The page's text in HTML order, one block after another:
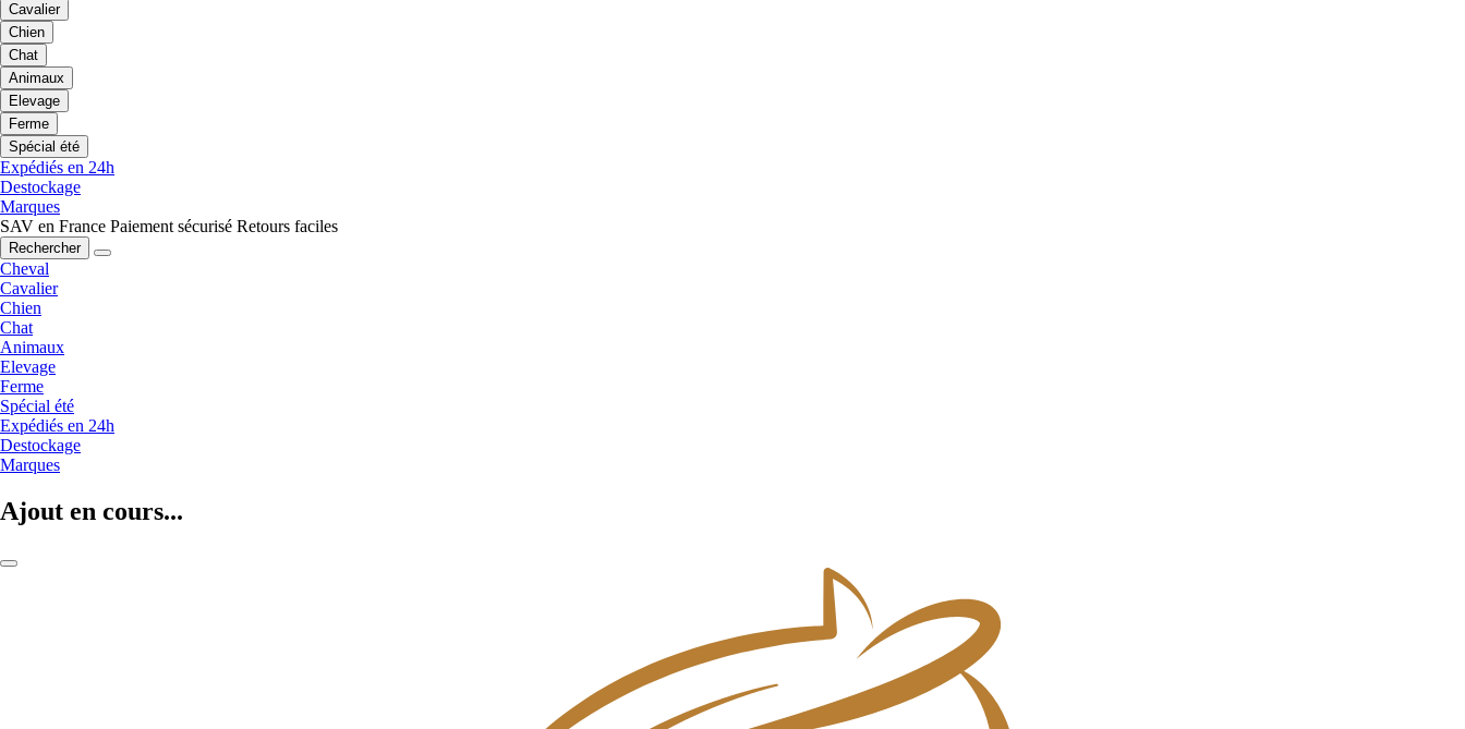
Cavalier
Chien
Chat
Animaux
Elevage
Ferme
Spécial été
Expédiés en 24h
Destockage
Marques
SAV en France Paiement sécurisé Retours faciles
Rechercher
Cheval
Cavalier
Chien
Chat
Animaux
Elevage
Ferme
Spécial été
Expédiés en 24h
Destockage
Marques
Ajout en cours...